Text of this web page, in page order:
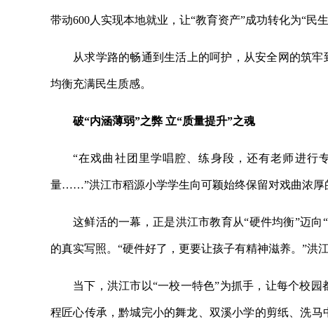
带动600人实现本地就业，让“教育资产”成功转化为“民生
从求学路的畅通到生活上的呵护，从安全网的筑
均衡充满民生质感。
破“内涵薄弱”之弊 立“质量提升”之魂
“在戏曲社团里学唱腔、练身段，还有老师进行
量……”洪江市稻源小学学生向可颖始终保留对戏曲浓厚
这鲜活的一幕，正是洪江市教育从“硬件均衡”迈
的真实写照。“硬件好了，更要让孩子有精神滋养。”洪
当下，洪江市以“一校一特色”为抓手，让每个校
程匠心传承，黔城完小的舞龙、双溪小学的剪纸、洗